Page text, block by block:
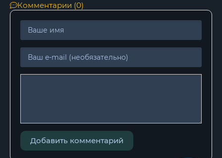
Комментарии (0)
Добавить комментарий